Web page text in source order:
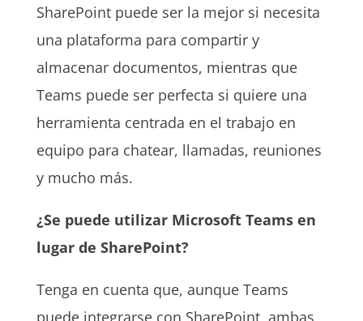
SharePoint puede ser la mejor si necesita
una plataforma para compartir y
almacenar documentos, mientras que
Teams puede ser perfecta si quiere una
herramienta centrada en el trabajo en
equipo para chatear, llamadas, reuniones
y mucho más.
¿Se puede utilizar Microsoft Teams en
lugar de SharePoint?
Tenga en cuenta que, aunque Teams